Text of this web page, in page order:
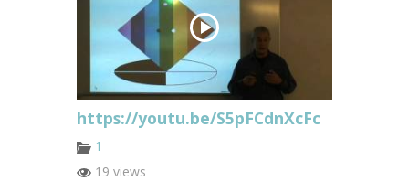
https://youtu.be/S5pFCdnXcFc
1
19 views